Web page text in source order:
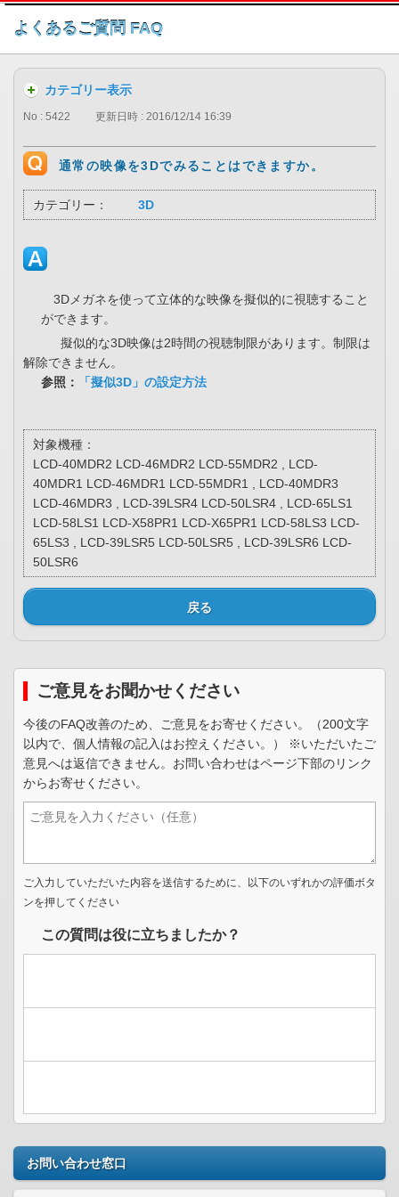
このページの本文へ
よくあるご質問 FAQ
カテゴリー表示
No : 5422 更新日時 : 2016/12/14 16:39
通常の映像を3Dでみることはできますか。
カテゴリー： 3D
3Dメガネを使って立体的な映像を擬似的に視聴すること
ができます。
擬似的な3D映像は2時間の視聴制限があります。制限は
解除できません。
参照：
「擬似3D」の設定方法
対象機種：
LCD-40MDR2 LCD-46MDR2 LCD-55MDR2 , LCD-
40MDR1 LCD-46MDR1 LCD-55MDR1 , LCD-40MDR3
LCD-46MDR3 , LCD-39LSR4 LCD-50LSR4 , LCD-65LS1
LCD-58LS1 LCD-X58PR1 LCD-X65PR1 LCD-58LS3 LCD-
65LS3 , LCD-39LSR5 LCD-50LSR5 , LCD-39LSR6 LCD-
50LSR6
戻る
ご意見をお聞かせください
今後のFAQ改善のため、ご意見をお寄せください。（200文字
以内で、個人情報の記入はお控えください。） ※いただいたご
意見へは返信できません。お問い合わせはページ下部のリンク
からお寄せください。
ご入力していただいた内容を送信するために、以下のいずれかの評価ボタ
ンを押してください
この質問は役に立ちましたか？
お問い合わせ窓口